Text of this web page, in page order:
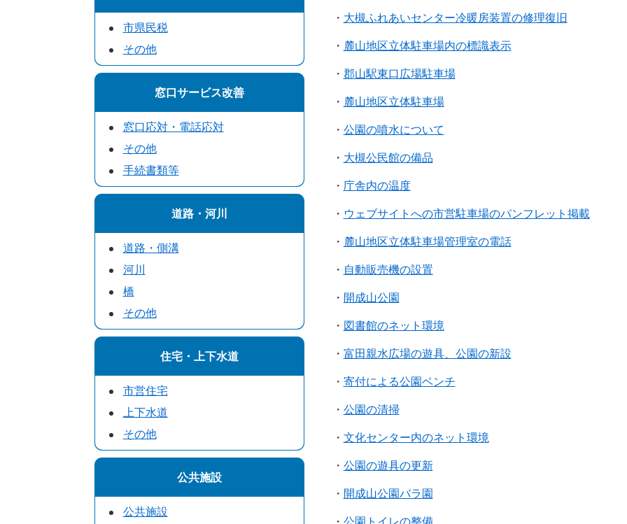
・ 大槻ふれあいセンター冷暖房装置の修理復旧
・ 麓山地区立体駐車場内の標識表示
・ 郡山駅東口広場駐車場
・ 麓山地区立体駐車場
・ 公園の噴水について
・ 大槻公民館の備品
・ 庁舎内の温度
・ ウェブサイトへの市営駐車場のパンフレット掲載
・ 麓山地区立体駐車場管理室の電話
・ 自動販売機の設置
・ 開成山公園
・ 図書館のネット環境
・ 富田親水広場の遊具、公園の新設
・ 寄付による公園ベンチ
・ 公園の清掃
・ 文化センター内のネット環境
・ 公園の遊具の更新
・ 開成山公園バラ園
・ 公園トイレの整備
市県民税
その他
窓口サービス改善
窓口応対・電話応対
その他
手続書類等
道路・河川
道路・側溝
河川
橋
その他
住宅・上下水道
市営住宅
上下水道
その他
公共施設
公共施設